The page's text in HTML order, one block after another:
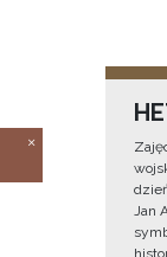
Jan